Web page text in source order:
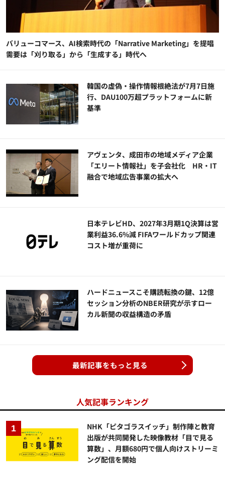
バリューコマース、AI検索時代の「Narrative Marketing」を提唱
需要は「刈り取る」から「生成する」時代へ
韓国の虚偽・操作情報根絶法が7月7日施
行、DAU100万超プラットフォームに新
基準
アヴェンタ、成田市の地域メディア企業
「エリート情報社」を子会社化 HR・IT
融合で地域広告事業の拡大へ
日本テレビHD、2027年3月期1Q決算は営
業利益36.6%減 FIFAワールドカップ関連
コスト増が重荷に
ハードニュースこそ購読転換の鍵、12億
セッション分析のNBER研究が示すロー
カル新聞の収益構造の矛盾
最新記事をもっと見る
人気記事ランキング
NHK「ピタゴラスイッチ」制作陣と教育
出版が共同開発した映像教材「目で見る
算数」、月額680円で個人向けストリーミ
ング配信を開始